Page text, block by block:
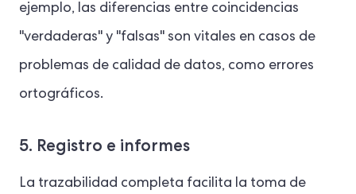
ejemplo, las diferencias entre coincidencias
"verdaderas" y "falsas" son vitales en casos de
problemas de calidad de datos, como errores
ortográficos.
5. Registro e informes
La trazabilidad completa facilita la toma de